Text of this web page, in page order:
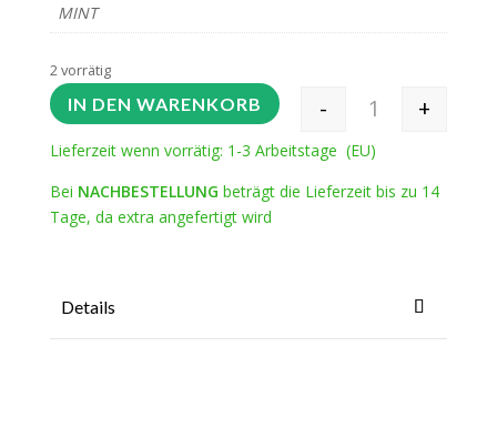
MINT
2 vorrätig
- +
IN DEN WARENKORB
Lieferzeit wenn vorrätig: 1-3 Arbeitstage (EU)
Bei NACHBESTELLUNG beträgt die Lieferzeit bis zu 14
Tage, da extra angefertigt wird
Details